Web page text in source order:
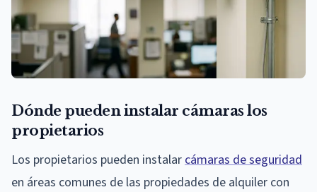
Dónde pueden instalar cámaras los
propietarios
Los propietarios pueden instalar cámaras de seguridad
en áreas comunes de las propiedades de alquiler con